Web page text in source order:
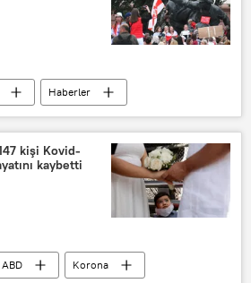
Haberler
Minsk
Polis
kişi Kovid-
kaybetti
ABD
Korona